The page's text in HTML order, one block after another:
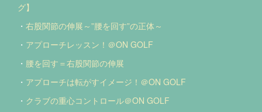
グ】
・ 右股関節の伸展～”腰を回す”の正体～
・ アプローチレッスン！＠ON GOLF
・ 腰を回す＝右股関節の伸展
・ アプローチは転がすイメージ！＠ON GOLF
・ クラブの重心コントロール＠ON GOLF